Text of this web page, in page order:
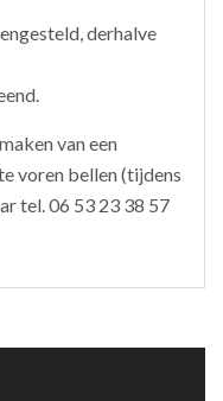
derhalve
van een
voren bellen (tijdens
tel. 06 53 23 38 57